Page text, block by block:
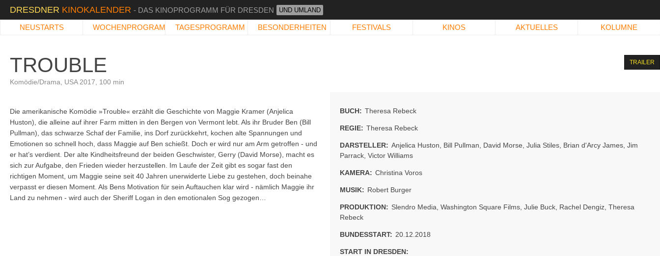
DRESDNER KINOKALENDER - DAS KINOPROGRAMM FÜR DRESDEN UND UMLAND
NEUSTARTS WOCHENPROGRAMM TAGESPROGRAMM BESONDERHEITEN FESTIVALS KINOS AKTUELLES KOLUMNE
TRAILER
TROUBLE
Komödie/Drama, USA 2017, 100 min
Die amerikanische Komödie »Trouble« erzählt die Geschichte von Maggie Kramer (Anjelica
Huston), die alleine auf ihrer Farm mitten in den Bergen von Vermont lebt. Als ihr Bruder Ben (Bill
Pullman), das schwarze Schaf der Familie, ins Dorf zurückkehrt, kochen alte Spannungen und
Emotionen so schnell hoch, dass Maggie auf Ben schießt. Doch er wird nur am Arm getroffen - und
er hat’s verdient. Der alte Kindheitsfreund der beiden Geschwister, Gerry (David Morse), macht es
sich zur Aufgabe, den Frieden wieder herzustellen. Im Laufe der Zeit gibt es sogar fast den
richtigen Moment, um Maggie seine seit 40 Jahren unerwiderte Liebe zu gestehen, doch beinahe
verpasst er diesen Moment. Als Bens Motivation für sein Auftauchen klar wird - nämlich Maggie ihr
Land zu nehmen - wird auch der Sheriff Logan in den emotionalen Sog gezogen…
BUCH: Theresa Rebeck
REGIE: Theresa Rebeck
DARSTELLER: Anjelica Huston Bill Pullman David Morse Julia Stiles Brian d'Arcy James Jim
Parrack Victor Williams
KAMERA: Christina Voros
MUSIK: Robert Burger
PRODUKTION: Slendro Media Washington Square Films Julie Buck Rachel Dengiz Theresa
Rebeck
BUNDESSTART: 20.12.2018
START IN DRESDEN: